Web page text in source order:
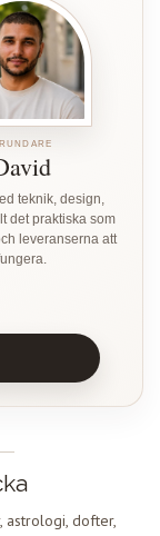
teknik, design,
det praktiska som
leveranserna att
astrologi, dofter,